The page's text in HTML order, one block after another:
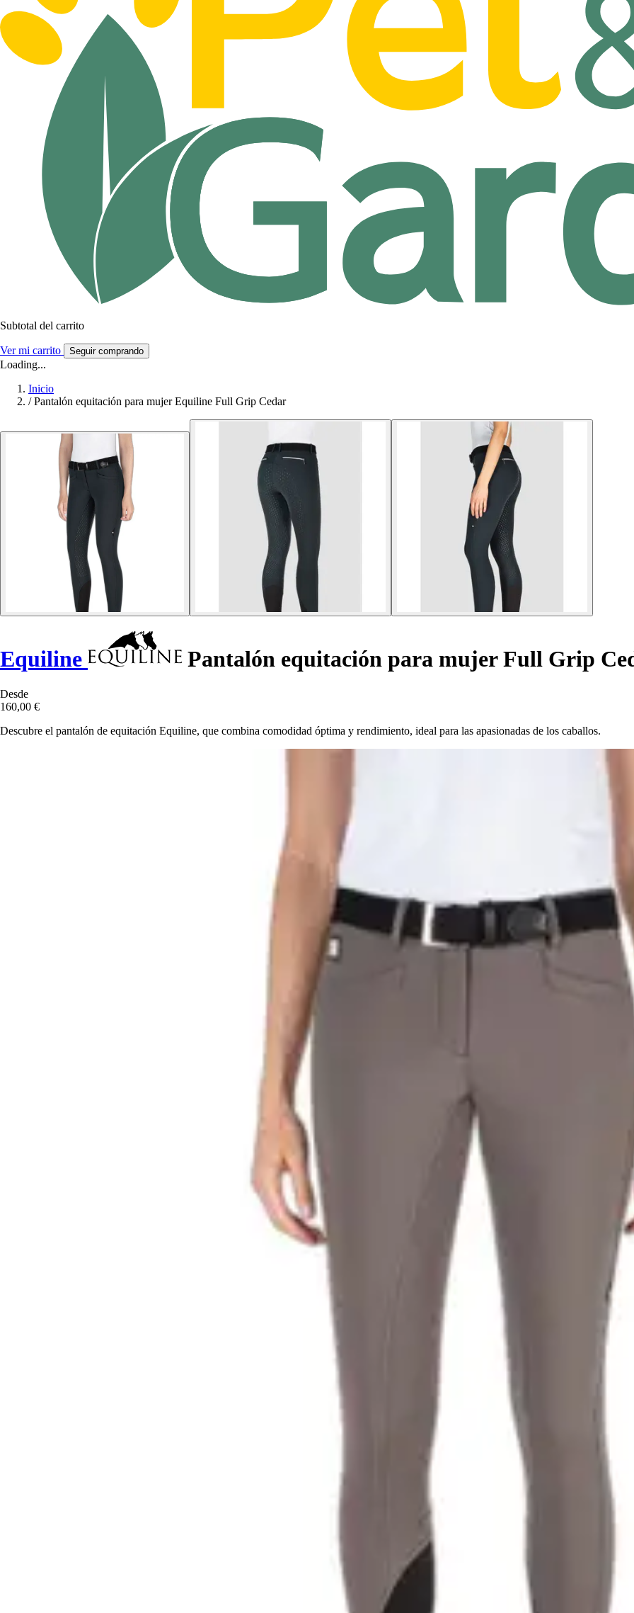
Subtotal del carrito
Ver mi carrito Seguir comprando
Loading...
Inicio
/ Pantalón equitación para mujer Equiline Full Grip Cedar
Equiline Pantalón equitación para mujer Full Grip
Desde
160,00 €
Descubre el pantalón de equitación Equiline, que combina comodidad óptima y rendimiento, ideal para las apasionadas de los caballos.